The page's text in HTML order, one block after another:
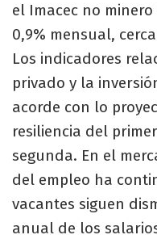
el Imacec no
0,9% mensual,
Los indicadores
privado y la
acorde con lo
resiliencia del
segunda. En el
del empleo ha
vacantes siguen
anual de los